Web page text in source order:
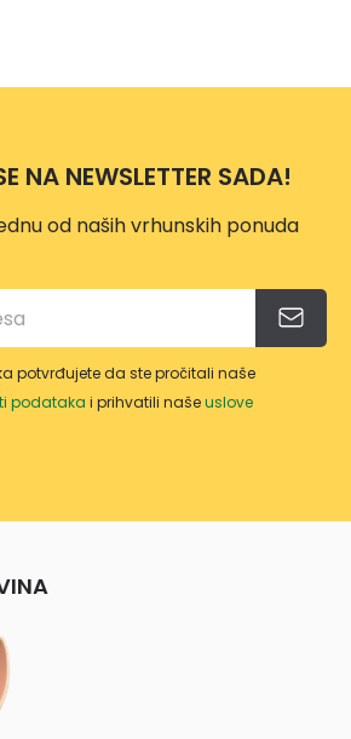
NA NEWSLETTER SADA!
od naših vrhunskih ponuda
potvrđujete da ste pročitali naše
podataka i prihvatili našeuslove